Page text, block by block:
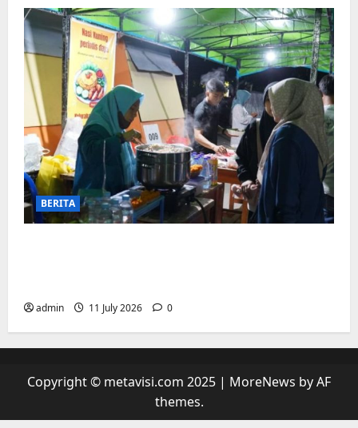
BERITA
admin 11 July 2026 0
Copyright © metavisi.com 2025 | MoreNews by AF
themes.